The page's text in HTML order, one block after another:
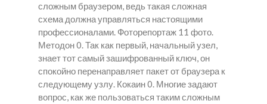
сложным браузером, ведь такая сложная
схема должна управляться настоящими
профессионалами. Фоторепортаж 11 фото.
Методон 0. Так как первый, начальный узел,
знает тот самый зашифрованный ключ, он
спокойно перенаправляет пакет от браузера к
следующему узлу. Кокаин 0. Многие задают
вопрос, как же пользоваться таким сложным